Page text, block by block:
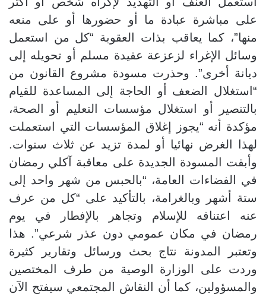
على مباشرة عبادة ما أو حضورها أو على منعه
منها”، كما يعاقب بذات العقوبة “كل من استعمل
وسائل الإغراء لزعزعة عقيدة مسلم أو تحويله إلى
ديانة أخرى”. وحذرت مسودة مشروع القانون من
“استغلال الضعف أو الحاجة إلى المساعدة للقيام
بالتنصير أو استغلال مؤسسات التعليم أو الصحة،
مؤكدة أنه “يجوز إغلاق المؤسسات التي استعملت
لهذا الغرض نهائيا أو لمدة تزيد عن ثلاث سنوات.
وأبقت المسودة الجديدة على معاقبة آكلي رمضان
في الفضاءات العامة، “بالحبس من شهر واحد إلى
ستة أشهر وبالغرامة، بالتأكيد على “كل من عرف
عنه اعتناقه للإسلام وتجاهر بالإفطار في يوم
رمضان في مكان عمومي دون عذر شرعي”. هذا
وتعتبر المدونة نتاج بحث ورسائل وتقارير كثيرة
وردت على الوزارة الوصية من طرف المختصين
والمسؤولين، كما أن النقاش المجتمعي سيفتح الآن